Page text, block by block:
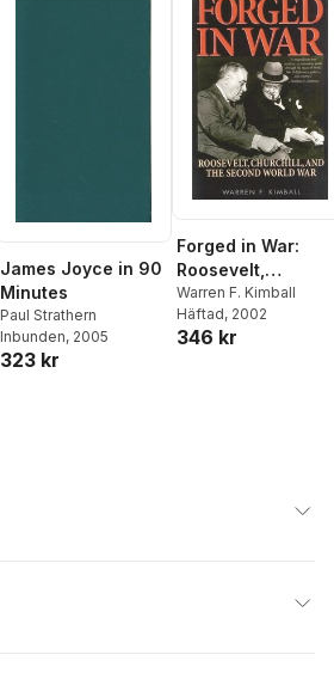
James Joyce in 90
Minutes
Paul Strathern
Inbunden, 2005
323 kr
Forged in War:
Roosevelt,
Churchill, and the
Second World War
Warren F. Kimball
Häftad, 2002
346 kr